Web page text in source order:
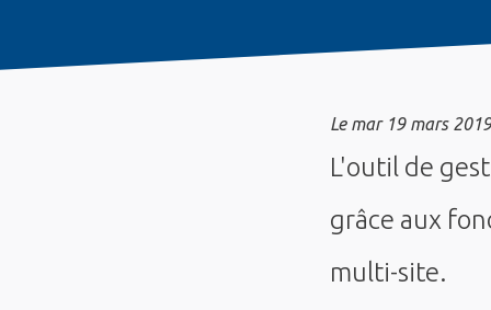
Le mar 19 mars 2019
L'outil de
grâce aux
multi-site.